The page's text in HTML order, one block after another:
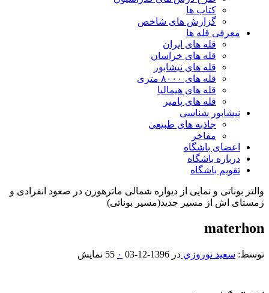
کتاب ها
گزارش های شاخص
معرفی قله ها
قله های ایران
قله های خراسان
قله های نیشابور
قله های ۸۰۰۰ متری
قله های هیمالیا
قله های پامیر
نیشابور شناسی
جاذبه های طبیعی
مفاخر
اعضای باشگاه
درباره باشگاه
تقویم باشگاه
والتر بوناتی و نمایی از دیواره شمالی ماترهورن در صعود انفرادی و
زمستای اش از مسیر جدید(مسیر بوناتی)
materhon
توسط: سعيد نوروزي در 1396-12-03 ۰ 55 نمایش